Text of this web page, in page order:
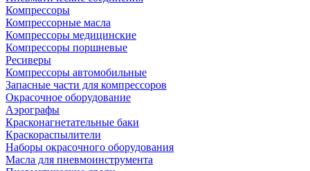
Компрессоры
Компрессорные масла
Компрессоры медицинские
Компрессоры поршневые
Ресиверы
Компрессоры автомобильные
Запасные части для компрессоров
Окрасочное оборудование
Аэрографы
Красконагнетательные баки
Краскораспылители
Наборы окрасочного оборудования
Масла для пневмоинструмента